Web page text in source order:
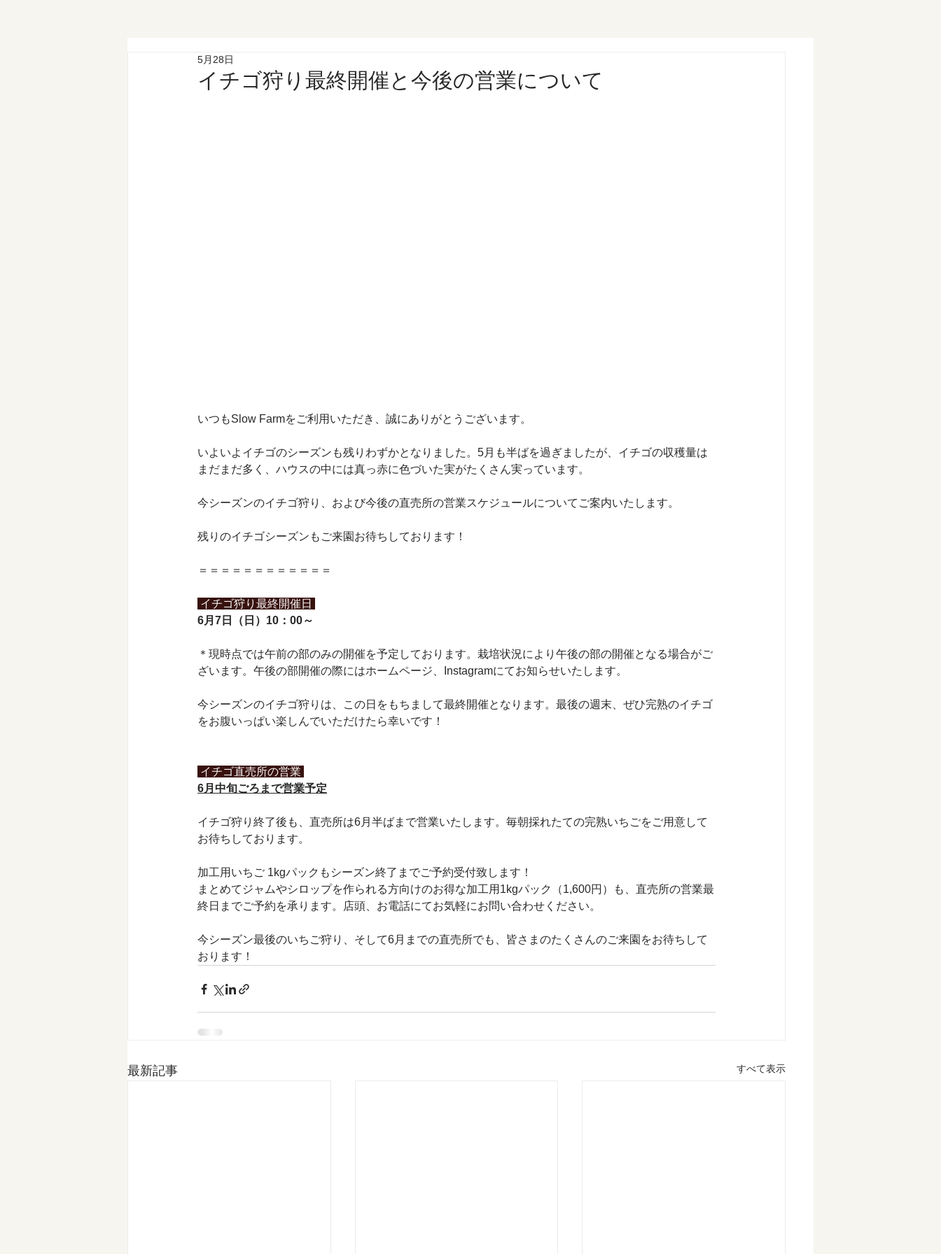
イチゴ狩り最終開催と今後の営業について
5月28日
いつもSlow Farmをご利用いただき、誠にありがとうございます。
いよいよイチゴのシーズンも残りわずかとなりました。5月も半ばを過ぎましたが、イチゴの収穫量は
まだまだ多く、ハウスの中には真っ赤に色づいた実がたくさん実っています。
今シーズンのイチゴ狩り、および今後の直売所の営業スケジュールについてご案内いたします。
残りのイチゴシーズンもご来園お待ちしております！
＝＝＝＝＝＝＝＝＝＝＝＝
イチゴ狩り最終開催日
6月7日（日）10：00～
＊現時点では午前の部のみの開催を予定しております。栽培状況により午後の部の開催となる場合がご
ざいます。午後の部開催の際にはホームページ、Instagramにてお知らせいたします。
今シーズンのイチゴ狩りは、この日をもちまして最終開催となります。最後の週末、ぜひ完熟のイチゴ
をお腹いっぱい楽しんでいただけたら幸いです！
イチゴ直売所の営業
6月中旬ごろまで営業予定
イチゴ狩り終了後も、直売所は6月半ばまで営業いたします。毎朝採れたての完熟いちごをご用意して
お待ちしております。
加工用いちご 1kgパックもシーズン終了までご予約受付致します！
まとめてジャムやシロップを作られる方向けのお得な加工用1kgパック（1,600円）も、直売所の営業最
終日までご予約を承ります。店頭、お電話にてお気軽にお問い合わせください。
今シーズン最後のいちご狩り、そして6月までの直売所でも、皆さまのたくさんのご来園をお待ちして
おります！
最新記事 すべて表示